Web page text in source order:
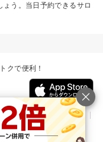
う。当日予約できるサロ
クで便利！
リリース情報
利用規約